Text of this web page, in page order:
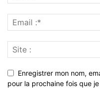
Enregistrer mon nom,
pour la prochaine fois que